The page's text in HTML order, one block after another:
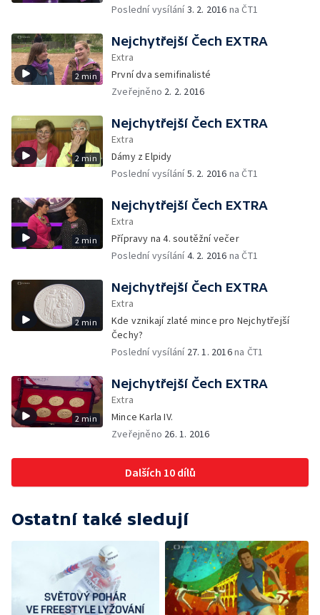
Poslední vysílání3. 2. 2016 na ČT1
2 min
Nejchytřejší Čech EXTRA
Extra
První dva semifinalisté
Zveřejněno 2. 2. 2016
2 min
Nejchytřejší Čech EXTRA
Extra
Dámy z Elpidy
Poslední vysílání5. 2. 2016 na ČT1
2 min
Nejchytřejší Čech EXTRA
Extra
Přípravy na 4. soutěžní večer
Poslední vysílání4. 2. 2016 na ČT1
2 min
Nejchytřejší Čech EXTRA
Extra
Kde vznikají zlaté mince pro Nejchytřejší
Čechy?
Poslední vysílání 27. 1. 2016na ČT1
2 min
Nejchytřejší Čech EXTRA
Extra
Mince Karla IV.
Zveřejněno 26. 1. 2016
Dalších 10 dílů
Ostatní také sledují